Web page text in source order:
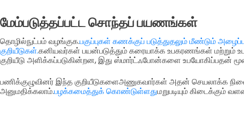
மேம்படுத்தப்பட்ட சொந்தப் பயணங்கள்
தொழில்நுட்பம் வழங்குக.பகுப்புகள் கணக்குப் படுத்துதலும் மீண்டும்
குறியீடுகள்.கனியவர்கள் பயன்படுத்தும் கரையாக்க உபகரணங்கள்
குறியீடு அளிக்கப்படுகின்றன, இது ஸ்மார்ட்ஃபோன்களை உபயோகிப்பதன்
பணிக்குழுவினர் இந்த குறியீடுகளைஅணுகவார்கள் அதன் செயலாக்க
அனுமதிக்கலாம்.பழக்கமைத்துக் கொண்டுள்ளதுமறுபடியும் கிடைக்கும்